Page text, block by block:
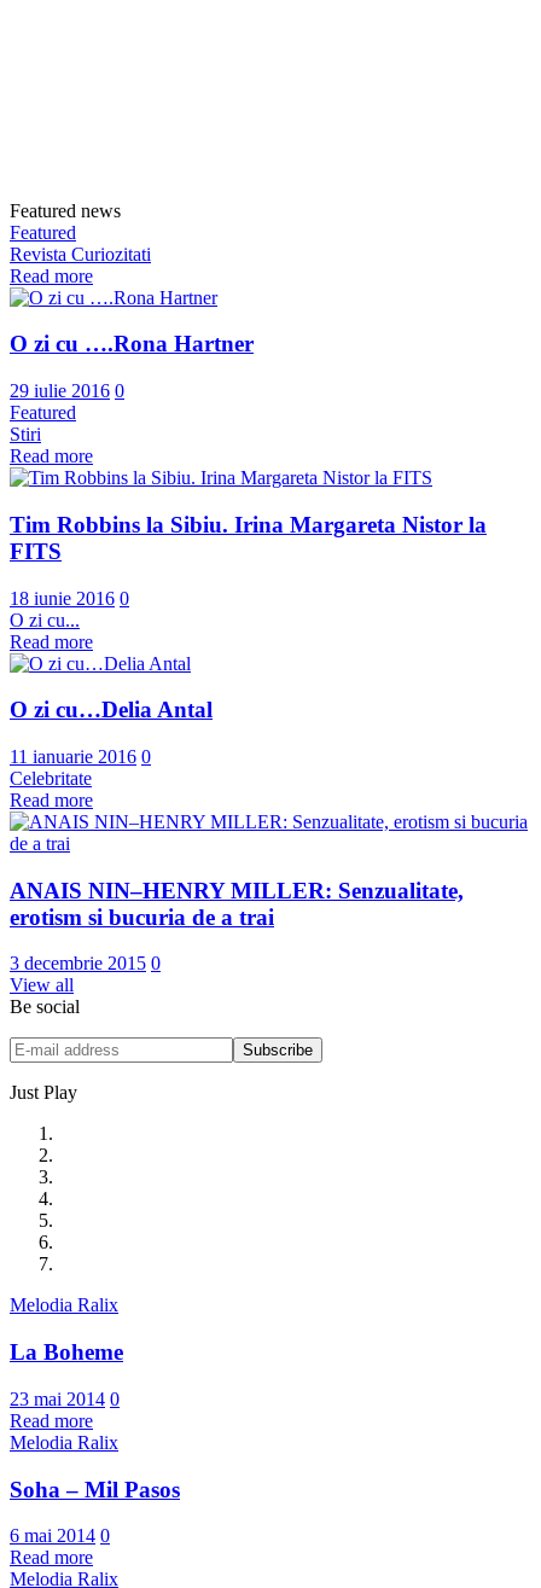
Featured news
Featured
Revista Curiozitati
Read more
O zi cu ….Rona Hartner
29 iulie 2016 0
Featured
Stiri
Read more
Tim Robbins la Sibiu. Irina Margareta Nistor la
FITS
18 iunie 2016 0
O zi cu...
Read more
O zi cu…Delia Antal
11 ianuarie 2016 0
Celebritate
Read more
ANAIS NIN–HENRY MILLER: Senzualitate,
erotism si bucuria de a trai
3 decembrie 2015 0
View all
Be social
Just Play
Melodia Ralix
La Boheme
23 mai 2014 0
Read more
Melodia Ralix
Soha – Mil Pasos
6 mai 2014 0
Read more
Melodia Ralix